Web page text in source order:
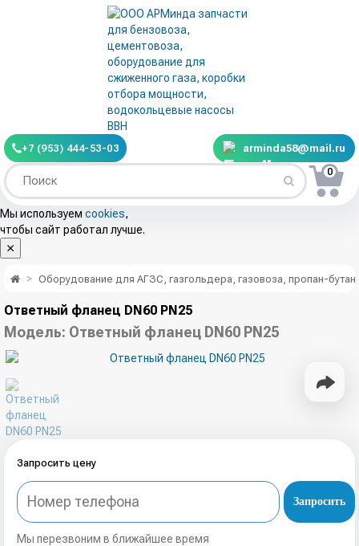
+7 (953) 444-53-03 arminda58@mail.ru
0
Мы используем cookies,
чтобы сайт работал лучше.
Оборудование для АГЗС, газгольдера, газовоза, пропан-
Ответный фланец DN60 PN25
Модель: Ответный фланец DN60 PN25
Запросить цену
Запросить
Мы перезвоним в ближайшее время